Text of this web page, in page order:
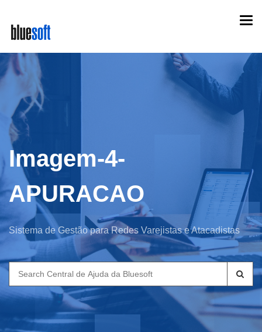
main
content
Imagem-4-
APURACAO
Sistema de Gestão para Redes Varejistas e Atacadistas
Search
for: